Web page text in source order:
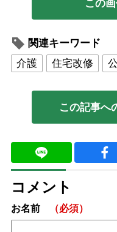
この
関連キーワード
介護
住宅改修
この記事へ
コメント
お名前 （必須）